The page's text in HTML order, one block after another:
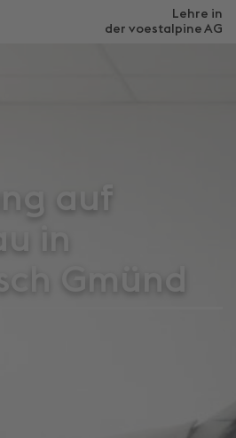
Lehre in
der voestalpine AG
auf
in
Gmünd